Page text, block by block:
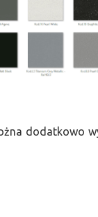
dodatkowo